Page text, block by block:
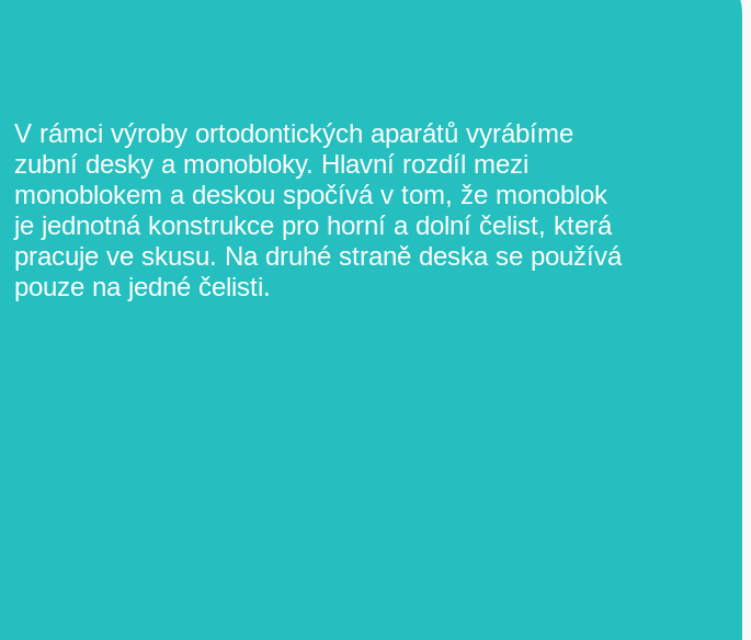
V rámci výroby ortodontických aparátů vyrábíme
zubní desky a monobloky. Hlavní rozdíl mezi
monoblokem a deskou spočívá v tom, že monoblok
je jednotná konstrukce pro horní a dolní čelist, která
pracuje ve skusu. Na druhé straně deska se používá
pouze na jedné čelisti.